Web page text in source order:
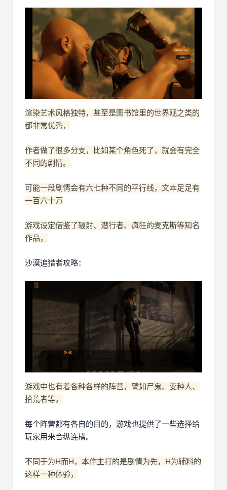
渲染艺术风格独特，甚至是图书馆里的世界观之类的
都非常优秀，
作者做了很多分支，比如某个角色死了，就会有完全
不同的剧情。
可能一段剧情会有六七种不同的平行线，文本足足有
一百六十万
游戏设定借鉴了辐射、潜行者、疯狂的麦克斯等知名
作品，
沙漠追猎者攻略：
游戏中也有着各种各样的阵营，譬如尸鬼、变种人、
拾荒者等，
每个阵营都有各自的目的，游戏也提供了一些选择给
玩家用来合纵连横。
不同于为H而H，本作主打的是剧情为先，H为辅料的
这样一种体验，